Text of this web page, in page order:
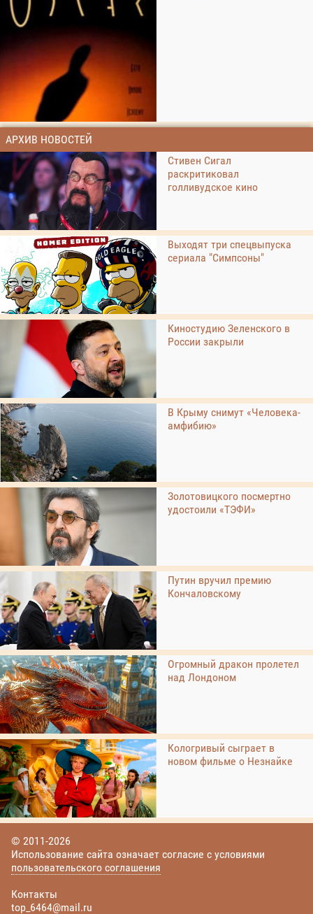
АРХИВ НОВОСТЕЙ
Стивен Сигал
раскритиковал
голливудское кино
Выходят три спецвыпуска
сериала "Симпсоны"
Киностудию Зеленского в
России закрыли
В Крыму снимут «Человека-
амфибию»
Золотовицкого посмертно
удостоили «ТЭФИ»
Путин вручил премию
Кончаловскому
Огромный дракон пролетел
над Лондоном
Кологривый сыграет в
новом фильме о Незнайке
© 2011-2026
Использование сайта означает согласие с условиями
пользовательского соглашения
Контакты
top_6464@mail.ru